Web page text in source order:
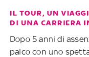
IL TOUR, UN
DI UNA CARRIERA
Dopo 5 anni di
palco con uno